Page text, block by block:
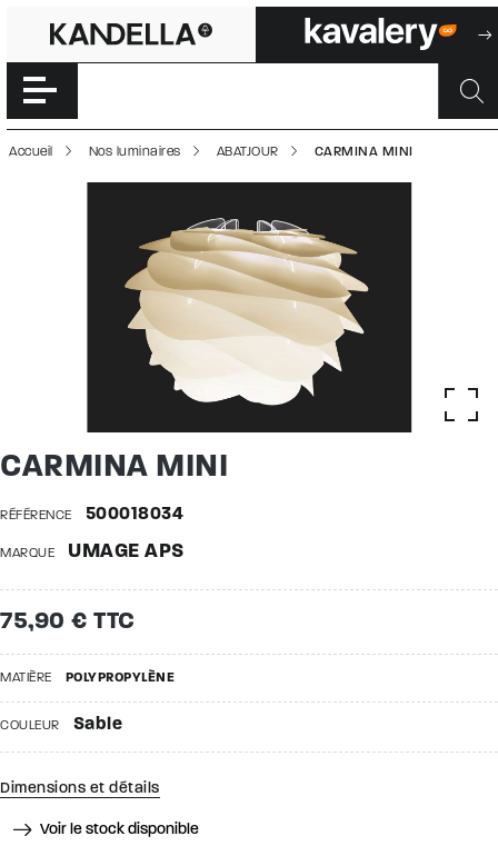
CARMINA MINI
Accéder directement au contenu de la page
Accueil Nos luminaires ABATJOUR CARMINA MINI
CARMINA MINI
RÉFÉRENCE 500018034
MARQUE UMAGE APS
75,90 € TTC
MATIÈRE POLYPROPYLÈNE
COULEUR Sable
Dimensions et détails
Voir le stock disponible